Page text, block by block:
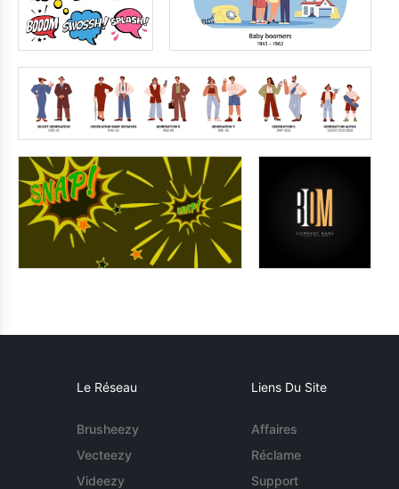
Le Réseau
Brusheezy
Vecteezy
Videezy
Liens Du Site
Affaires
Réclame
Support